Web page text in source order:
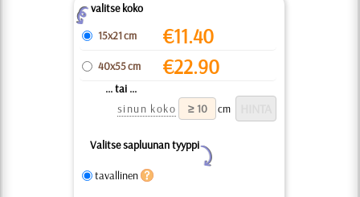
Zvalitse koko
15x21 cm
€11.40
40x55 cm €22.90
... tai ...
sinun koko
cm
Valitse sapluunan tyyppi
Y
tavallinen